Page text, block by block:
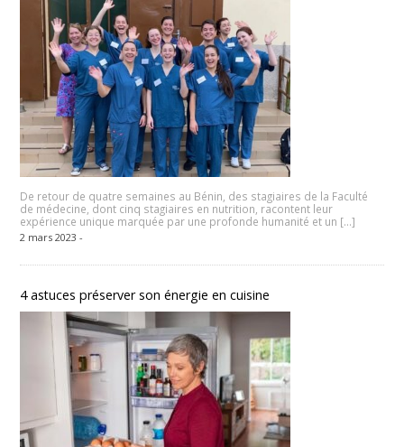
De retour de quatre semaines au Bénin, des stagiaires de la Faculté
de médecine, dont cinq stagiaires en nutrition, racontent leur
expérience unique marquée par une profonde humanité et un […]
2 mars 2023 -
4 astuces préserver son énergie en cuisine